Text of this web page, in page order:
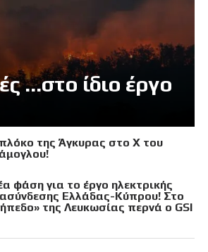
…στο ίδιο έργο
της Άγκυρας στο X του
φάση για το έργο ηλεκτρικής
Ελλάδας-Κύπρου! Στο
της Λευκωσίας περνά ο GSI